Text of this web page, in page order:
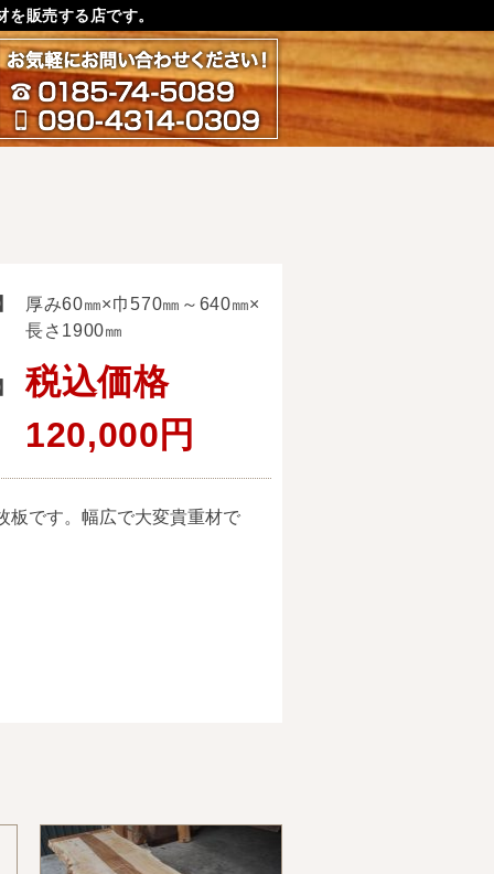
販売する店です。
お気軽にお問い合わせ下さ
0185-74-5089
090-4314-0309
厚み60㎜×巾570㎜～640㎜×
長さ1900㎜
税込価格
120,000円
板です。幅広で大変貴重材で